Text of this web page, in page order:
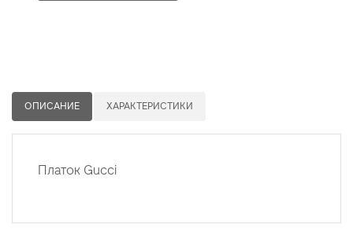
ОПИСАНИЕ ХАРАКТЕРИСТИКИ
Платок Gucci